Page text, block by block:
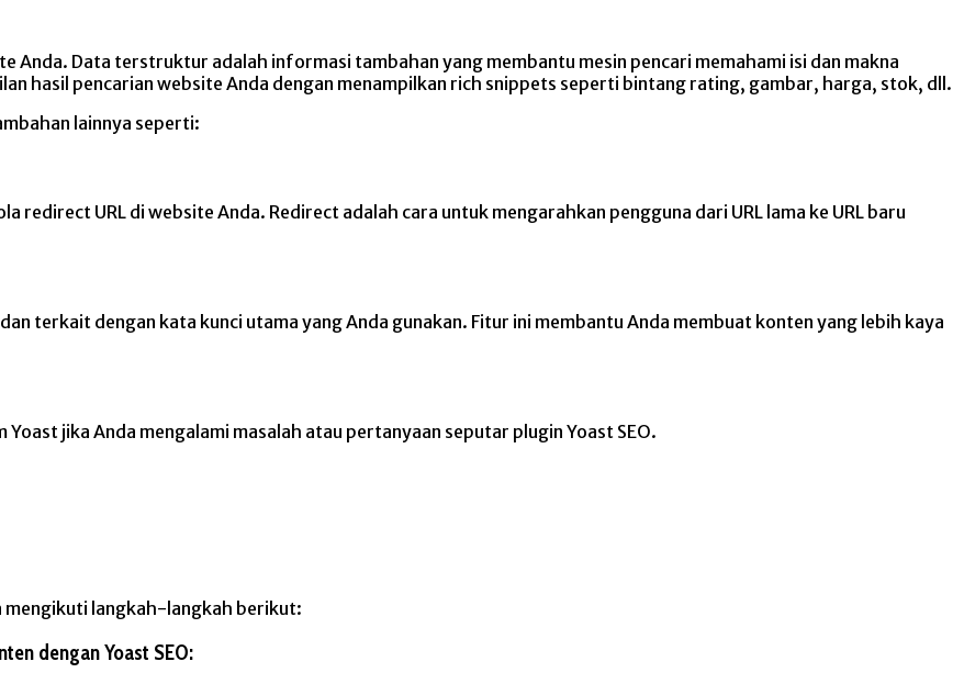
Data terstruktur adalah informasi tambahan yang membantu mesin pencari memahami isi dan makna
hasil pencarian website Anda dengan menampilkan rich snippets seperti bintang rating, gambar, harga, stok, dll.
lainnya seperti:
redirect URL di website Anda. Redirect adalah cara untuk mengarahkan pengguna dari URL lama ke URL baru
terkait dengan kata kunci utama yang Anda gunakan. Fitur ini membantu Anda membuat konten yang lebih kaya
jika Anda mengalami masalah atau pertanyaan seputar plugin Yoast SEO.
mengikuti langkah-langkah berikut:
dengan Yoast SEO: